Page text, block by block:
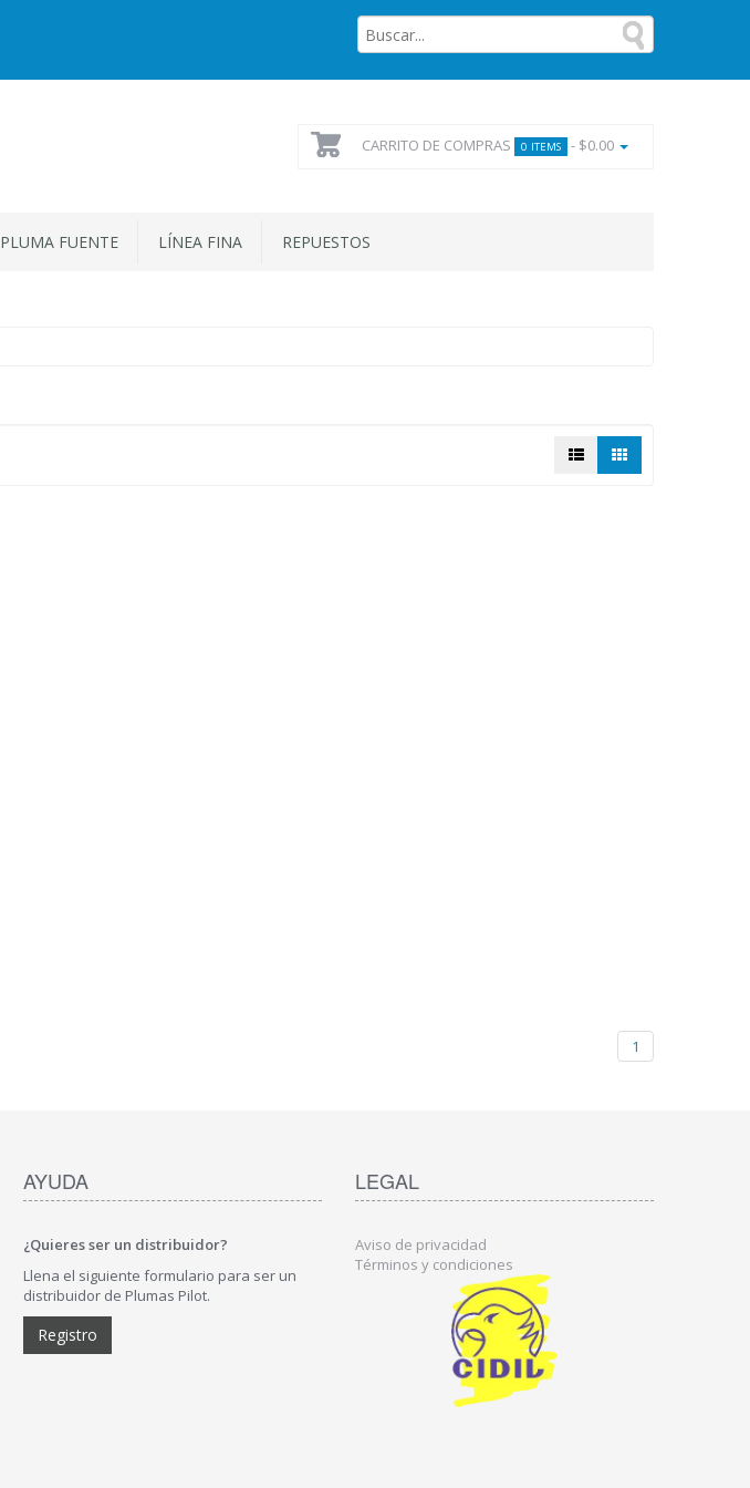
CARRITO DE COMPRAS 0 ITEMS - $0.00
PLUMA FUENTE LÍNEA FINA REPUESTOS
1
AYUDA
¿Quieres ser un distribuidor?
Llena el siguiente formulario para ser un
distribuidor de Plumas Pilot.
Registro
LEGAL
Aviso de privacidad
Términos y condiciones